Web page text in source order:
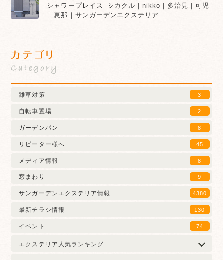
シャワープレイス│シカクル｜nikko｜多治見｜可児
｜恵那｜サンガーデンエクステリア
カテゴリ
Category
雑草対策 3
自転車置場 2
ガーデンパン 8
リピーター様へ 45
メディア情報 8
窓まわり 9
サンガーデンエクステリア情報 4380
最新チラシ情報 130
イベント 74
エクステリア人気ランキング